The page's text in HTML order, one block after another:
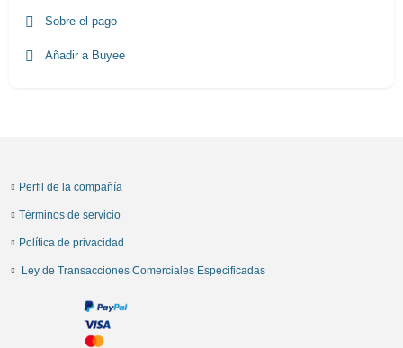
Sobre el pago
Añadir a Buyee
Perfil de la compañía
Términos de servicio
Política de privacidad
Ley de Transacciones Comerciales Especificadas